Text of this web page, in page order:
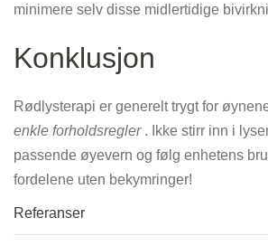
minimere selv disse midlertidige
Konklusjon
Rødlysterapi er generelt trygt for
enkle forholdsregler . Ikke stirr inn i
passende øyevern og følg enhetens
fordelene uten bekymringer!
Referanser